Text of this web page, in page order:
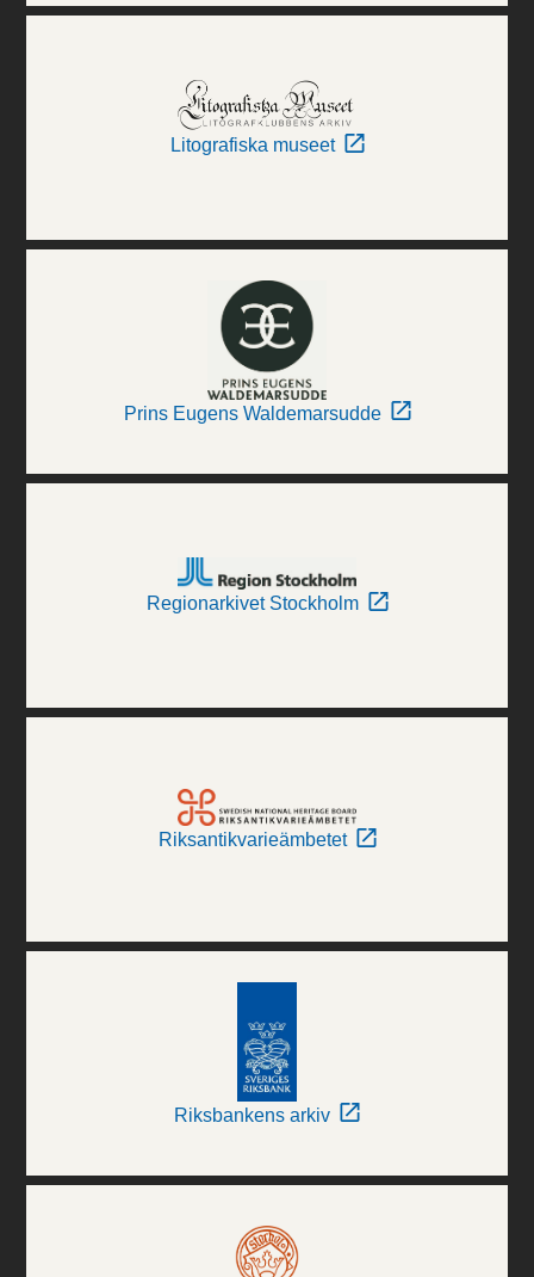
Litografiska museet
Prins Eugens Waldemarsudde
Regionarkivet Stockholm
Riksantikvarieämbetet
Riksbankens arkiv